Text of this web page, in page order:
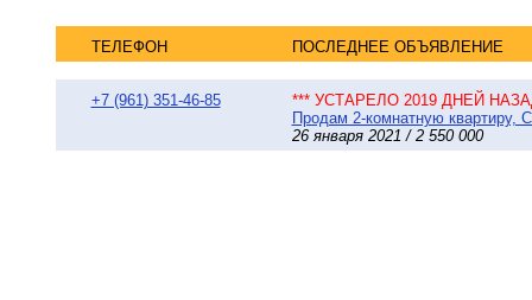
ТЕЛЕФОН ПОСЛЕДНЕЕ ОБЪЯВЛЕНИЕ
+7 (961) 351-46-85
*** УСТАРЕЛО 2019 ДНЕЙ
Продам 2-комнатную квартиру,
26 января 2021 / 2 550 000